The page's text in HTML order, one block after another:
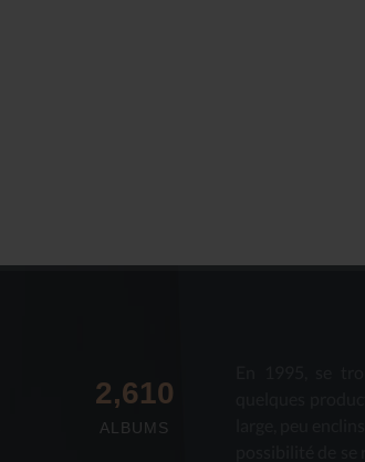
2,712
ALBUMS